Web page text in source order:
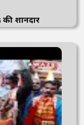
की शानदार